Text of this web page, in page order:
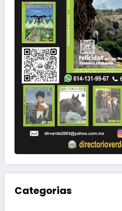
Categorias